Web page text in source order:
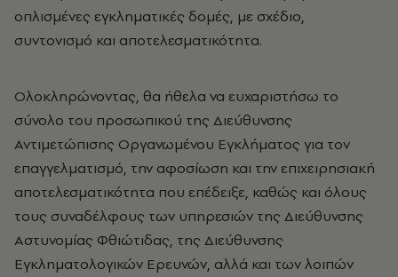
οπλισμένες εγκληματικές δομές, με σχέδιο,
συντονισμό και αποτελεσματικότητα.
Ολοκληρώνοντας, θα ήθελα να ευχαριστήσω το
σύνολο του προσωπικού της Διεύθυνσης
Αντιμετώπισης Οργανωμένου Εγκλήματος για τον
επαγγελματισμό, την αφοσίωση και την επιχειρησιακή
αποτελεσματικότητα που επέδειξε, καθώς και όλους
τους συναδέλφους των υπηρεσιών της Διεύθυνσης
Αστυνομίας Φθιώτιδας, της Διεύθυνσης
Εγκληματολογικών Ερευνών, αλλά και των λοιπών